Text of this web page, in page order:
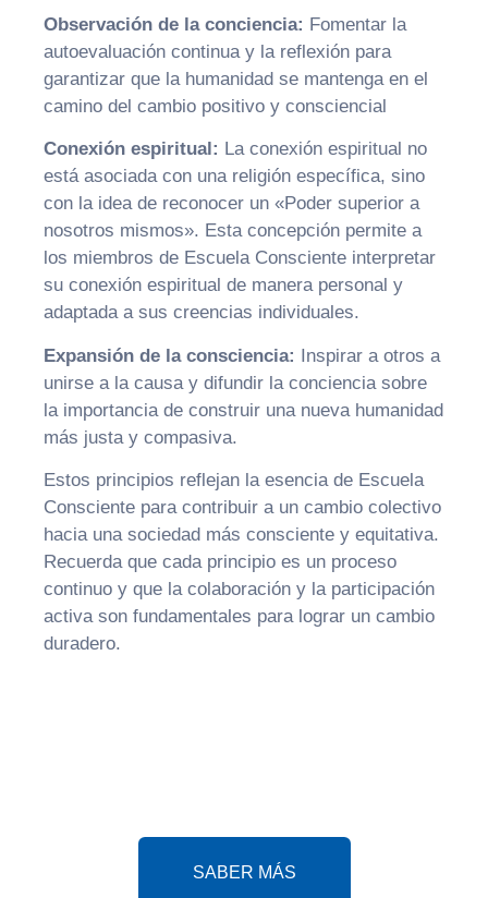
Observación de la conciencia: Fomentar la
autoevaluación continua y la reflexión para
garantizar que la humanidad se mantenga en el
camino del cambio positivo y consciencial
Conexión espiritual: La conexión espiritual no
está asociada con una religión específica, sino
con la idea de reconocer un «Poder superior a
nosotros mismos». Esta concepción permite a
los miembros de Escuela Consciente interpretar
su conexión espiritual de manera personal y
adaptada a sus creencias individuales.
Expansión de la consciencia: Inspirar a otros a
unirse a la causa y difundir la conciencia sobre
la importancia de construir una nueva humanidad
más justa y compasiva.
Estos principios reflejan la esencia de Escuela
Consciente para contribuir a un cambio colectivo
hacia una sociedad más consciente y equitativa.
Recuerda que cada principio es un proceso
continuo y que la colaboración y la participación
activa son fundamentales para lograr un cambio
duradero.
SABER MÁS